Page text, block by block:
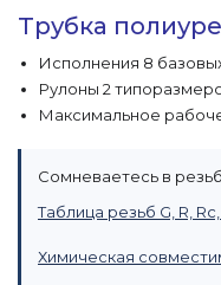
Трубка
Исполнения 8
Рулоны 2
Максимальное
Сомневаетесь в
Таблица резьб G, R,
Химическая